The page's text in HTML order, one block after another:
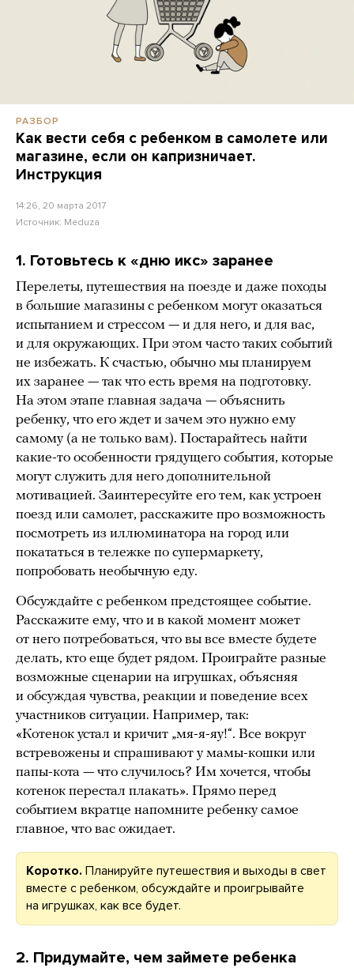
РАЗБОР
Как вести себя с ребенком в самолете или
магазине, если он капризничает.
Инструкция
14:26, 20 марта 2017
Источник: Meduza
1. Готовьтесь к «дню икс» заранее
Перелеты, путешествия на поезде и даже походы
в большие магазины с ребенком могут оказаться
испытанием и стрессом — и для него, и для вас,
и для окружающих. При этом часто таких событий
не избежать. К счастью, обычно мы планируем
их заранее — так что есть время на подготовку.
На этом этапе главная задача — объяснить
ребенку, что его ждет и зачем это нужно ему
самому (а не только вам). Постарайтесь найти
какие-то особенности грядущего события, которые
могут служить для него дополнительной
мотивацией. Заинтересуйте его тем, как устроен
поезд или самолет, расскажите про возможность
посмотреть из иллюминатора на город или
покататься в тележке по супермаркету,
попробовать необычную еду.
Обсуждайте с ребенком предстоящее событие.
Расскажите ему, что и в какой момент может
от него потребоваться, что вы все вместе будете
делать, кто еще будет рядом. Проиграйте разные
возможные сценарии на игрушках, объясняя
и обсуждая чувства, реакции и поведение всех
участников ситуации. Например, так:
«Котенок устал и кричит „мя-я-яу!“. Все вокруг
встревожены и спрашивают у мамы-кошки или
папы-кота — что случилось? Им хочется, чтобы
котенок перестал плакать». Прямо перед
событием вкратце напомните ребенку самое
главное, что вас ожидает.
Коротко. Планируйте путешествия и выходы в свет
вместе с ребенком, обсуждайте и проигрывайте
на игрушках, как все будет.
2. Придумайте, чем займете ребенка